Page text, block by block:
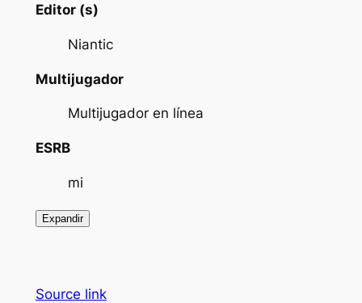
Editor (s)
Niantic
Multijugador
Multijugador en línea
ESRB
mi
Expandir
Source link